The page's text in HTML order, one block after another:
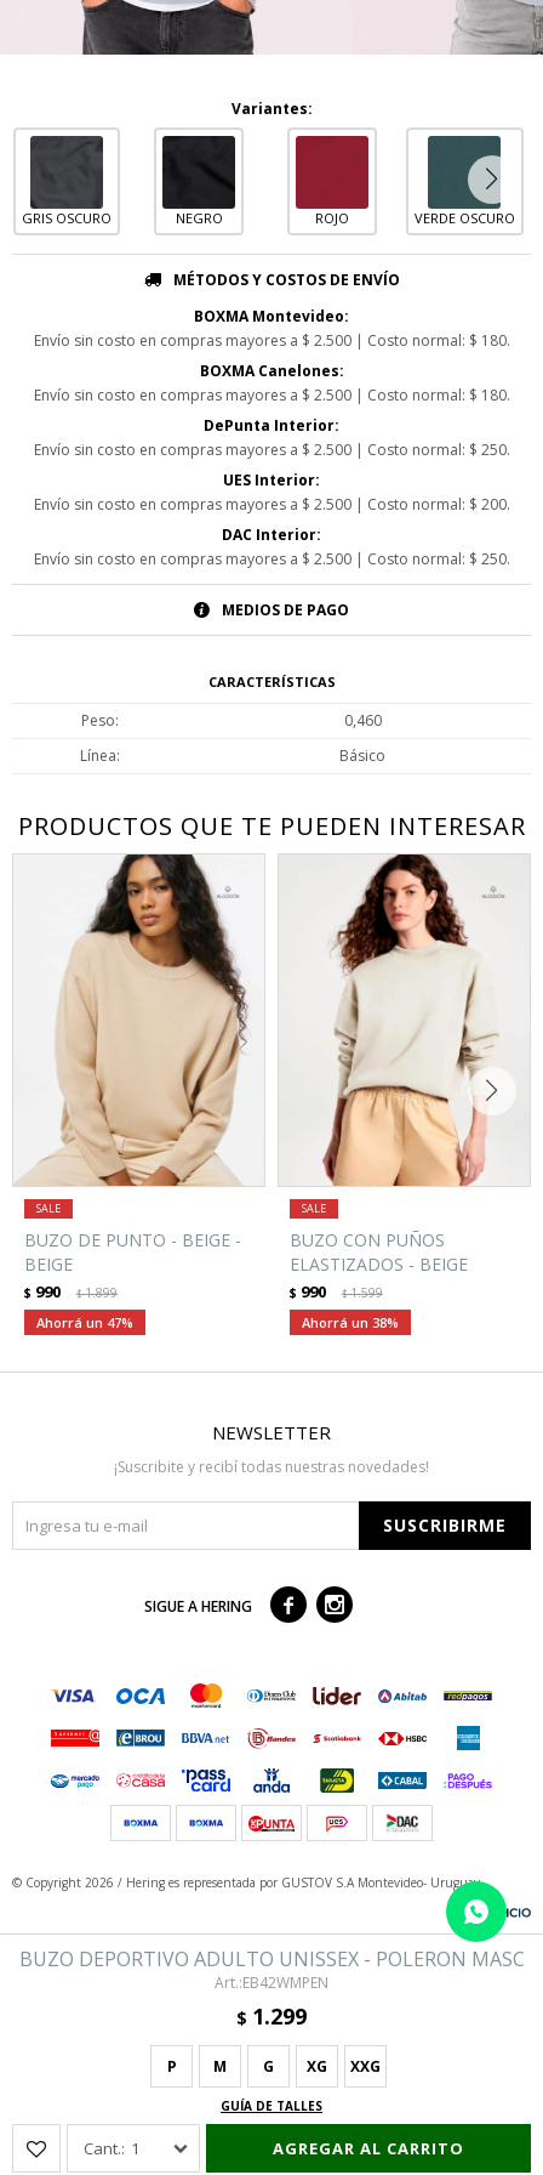
Variantes:
GRIS OSCURO NEGRO ROJO VERDE OSCURO
BUZO DEPORTIVO ADULTO UNISSEX - POLERON MASC
EB42WMPEN
$ 1.299
P M G XG XXG
GUÍA DE TALLES
1 AGREGAR AL CARRITO
MÉTODOS Y COSTOS DE ENVÍO
BOXMA Montevideo:
Envío sin costo en compras mayores a $ 2.500 | Costo normal: $ 180.
BOXMA Canelones:
Envío sin costo en compras mayores a $ 2.500 | Costo normal: $ 180.
DePunta Interior:
Envío sin costo en compras mayores a $ 2.500 | Costo normal: $ 250.
UES Interior:
Envío sin costo en compras mayores a $ 2.500 | Costo normal: $ 200.
DAC Interior:
Envío sin costo en compras mayores a $ 2.500 | Costo normal: $ 250.
MEDIOS DE PAGO
CARACTERÍSTICAS
Peso
0,460
Línea
Básico
PRODUCTOS QUE TE PUEDEN INTERESAR
BUZO DE PUNTO - BEIGE -
BEIGE
$ 990 $1.899
47
BUZO CON PUÑOS
ELASTIZADOS - BEIGE
$ 990 $1.599
38
NEWSLETTER
¡Suscribite y recibí todas nuestras novedades!
SUSCRIBIRME
SIGUE A HERING  
© Copyright 2026 / Hering es representada por GUSTOV S.A Montevideo- Uruguay